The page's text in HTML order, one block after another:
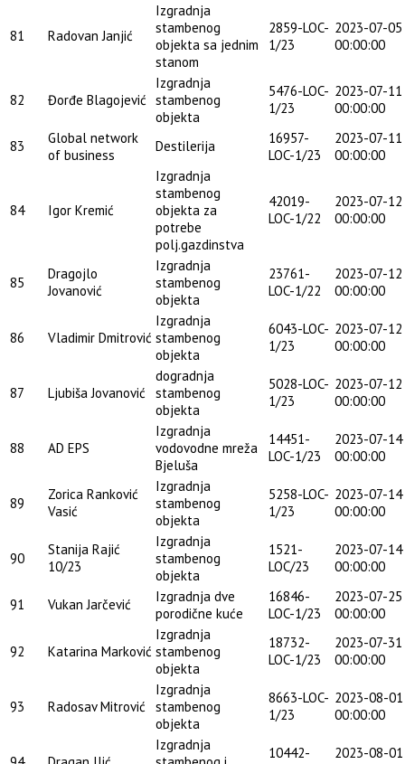
81 Radovan Janjić
Izgradnja
stambenog
objekta sa jednim
stanom
2859-LOC-
1/23
2023-07-05
00:00:00
82 Đorđe Blagojević
Izgradnja
stambenog
objekta
5476-LOC-
1/23
2023-07-11
00:00:00
83
Global network
of business
Destilerija
16957-
LOC-1/23
2023-07-11
00:00:00
84 Igor Kremić
Izgradnja
stambenog
objekta za
potrebe
polj.gazdinstva
42019-
LOC-1/22
2023-07-12
00:00:00
85
Dragojlo
Jovanović
Izgradnja
stambenog
objekta
23761-
LOC-1/22
2023-07-12
00:00:00
86 Vladimir Dmitrović
Izgradnja
stambenog
objekta
6043-LOC-
1/23
2023-07-12
00:00:00
87 Ljubiša Jovanović
dogradnja
stambenog
objekta
5028-LOC-
1/23
2023-07-12
00:00:00
88 AD EPS
Izgradnja
vodovodne mreža
Bjeluša
14451-
LOC-1/23
2023-07-14
00:00:00
89
Zorica Ranković
Vasić
Izgradnja
stambenog
objekta
5258-LOC-
1/23
2023-07-14
00:00:00
90
Stanija Rajić
10/23
Izgradnja
stambenog
objekta
1521-
LOC/23
2023-07-14
00:00:00
91 Vukan Jarčević
Izgradnja dve
porodične kuće
16846-
LOC-1/23
2023-07-25
00:00:00
92 Katarina Marković
Izgradnja
stambenog
objekta
18732-
LOC-1/23
2023-07-31
00:00:00
93 Radosav Mitrović
Izgradnja
stambenog
objekta
8663-LOC-
1/23
2023-08-01
00:00:00
Izgradnja
10442-
2023-08-01